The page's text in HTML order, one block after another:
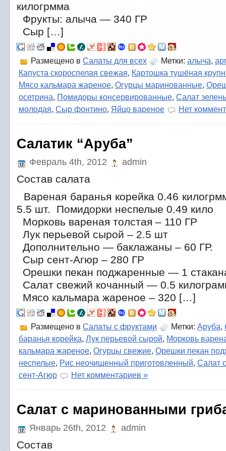
килогрмма
Фрукты: алыча — 340 ГР
Сыр […]
Размещено в Салаты для всех Метки: алыча,
Капуста скороспелая свежая, Картошка тушёная
Мясо кальмара жареное, Огурцы маринованные,
осетрина, Помидоры консервированные, Салат
молодая, Сыр фонтино, Яйцо вареное Нет
Салатик “Аруба”
Февраль 4th, 2012 admin
Состав салата
Вареная баранья корейка 0.46
5.5 шт. Помидорки неспелые 0.49 кило
Морковь вареная толстая – 110 ГР
Лук перьевой сырой – 2.5 шт
Дополнительно — баклажаны – 60 ГР.
Сыр сент-Агюр – 280 ГР
Орешки пекан поджаренные — 1
Салат свежий кочанный — 0.5
Мясо кальмара жареное – 320 […]
Размещено в Салаты с фруктами Метки: Аруба,
баранья корейка, Лук перьевой сырой, Морковь
кальмара жареное, Огурцы свежие, Орешки пекан
неспелые, Рис неочищенный приготовленный, Салат
сент-Агюр
Нет комментариев »
Салат с маринованными
Январь 26th, 2012 admin
Состав